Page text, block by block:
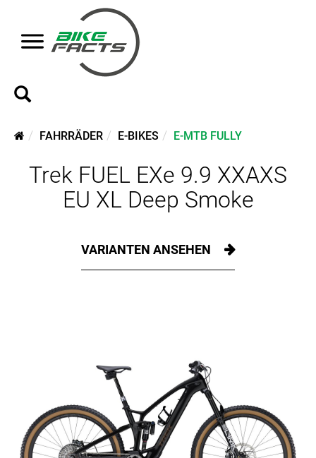
FAHRRÄDER E-BIKES E-MTB FULLY
Trek FUEL EXe 9.9 XXAXS
EU XL Deep Smoke
VARIANTEN ANSEHEN